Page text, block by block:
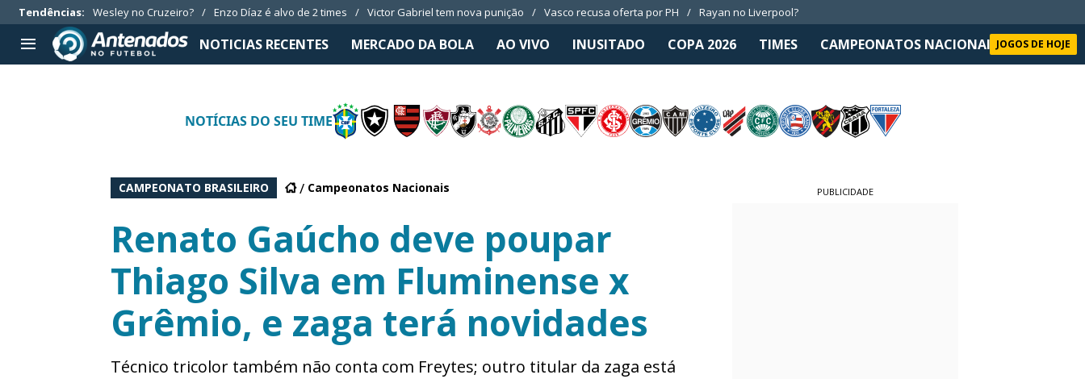
Tendências: Wesley no Cruzeiro? Enzo Díaz é alvo de 2 times Victor Gabriel tem nova punição Vasco recusa oferta por PH Rayan no Liverpool?
Notícias
Códigos
Aplicativos
NOTICIAS RECENTES MERCADO DA BOLA AO VIVO INUSITADO COPA 2026 TIMES CAMPEONATOS NACIONAIS SELEÇÃO
JOGOS DE HOJE
NOTÍCIAS DO SEU TIME
CAMPEONATO BRASILEIRO Campeonatos Nacionais
Renato Gaúcho deve poupar
Thiago Silva em Fluminense x
Grêmio, e zaga terá novidades
Técnico tricolor também não conta com Freytes; outro titular da zaga está
PUBLICIDADE